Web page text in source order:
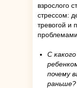
взрослого
стрессом:
тревогой и
С
почему
раньше?